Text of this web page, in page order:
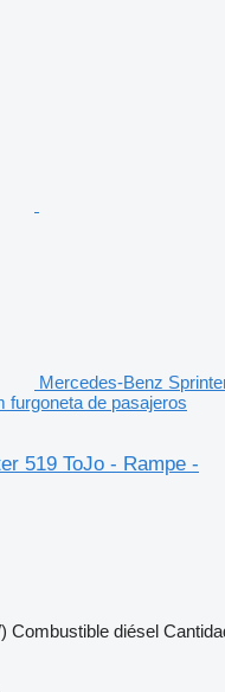
Mercedes-Benz
furgoneta de pasajeros
519 ToJo - Rampe -
Combustible diésel